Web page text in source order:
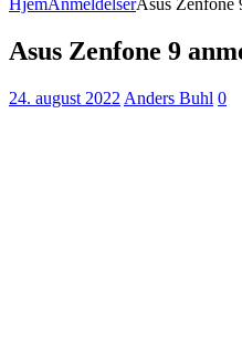
HjemAnmeldelserAsus Zenfone
Asus Zenfone 9
24. august 2022 Anders Buhl 0